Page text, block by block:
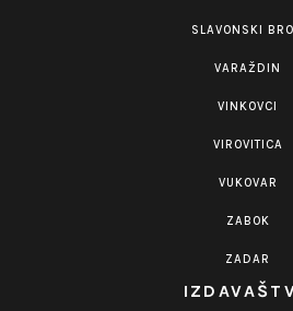
SLAVONSKI
VARAŽDIN
VINKOVCI
VIROVITICA
VUKOVAR
ZABOK
ZADAR